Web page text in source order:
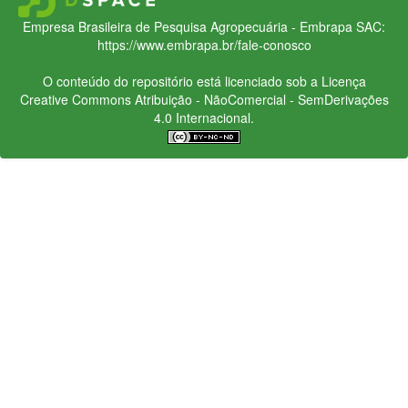
Empresa Brasileira de Pesquisa Agropecuária - Embrapa SAC:
https://www.embrapa.br/fale-conosco
O conteúdo do repositório está licenciado sob a Licença
Creative CommonsAtribuição - NãoComercial - SemDerivações
4.0 Internacional.